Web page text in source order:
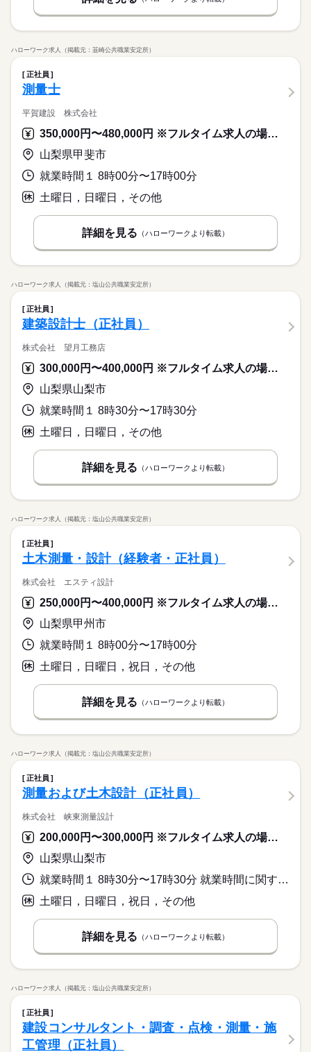
ハローワーク求人（掲載元：韮崎公共職業安定所）
正社員
測量士
平賀建設 株式会社
350,000円〜480,000円 ※フルタイム求人の場合は月額（換算額）、パート求人の場合は時間額を表示しています。
山梨県甲斐市
就業時間１ 8時00分〜17時00分
土曜日，日曜日，その他
詳細を見る （ハローワークより転載）
ハローワーク求人（掲載元：塩山公共職業安定所）
正社員
建築設計士（正社員）
株式会社 望月工務店
300,000円〜400,000円 ※フルタイム求人の場合は月額（換算額）、パート求人の場合は時間額を表示しています。
山梨県山梨市
就業時間１ 8時30分〜17時30分
土曜日，日曜日，その他
詳細を見る （ハローワークより転載）
ハローワーク求人（掲載元：塩山公共職業安定所）
正社員
土木測量・設計（経験者・正社員）
株式会社 エスティ設計
250,000円〜400,000円 ※フルタイム求人の場合は月額（換算額）、パート求人の場合は時間額を表示しています。
山梨県甲州市
就業時間１ 8時00分〜17時00分
土曜日，日曜日，祝日，その他
詳細を見る （ハローワークより転載）
ハローワーク求人（掲載元：塩山公共職業安定所）
正社員
測量および土木設計（正社員）
株式会社 峡東測量設計
200,000円〜300,000円 ※フルタイム求人の場合は月額（換算額）、パート求人の場合は時間額を表示しています。
山梨県山梨市
就業時間１ 8時30分〜17時30分 就業時間に関する特記事項 休憩時間：昼６０分・１５時から１５分
土曜日，日曜日，祝日，その他
詳細を見る （ハローワークより転載）
ハローワーク求人（掲載元：塩山公共職業安定所）
正社員
建設コンサルタント・調査・点検・測量・施
工管理（正社員）